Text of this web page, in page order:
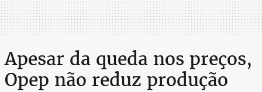
Apesar da queda nos preços,
Opep não reduz produção